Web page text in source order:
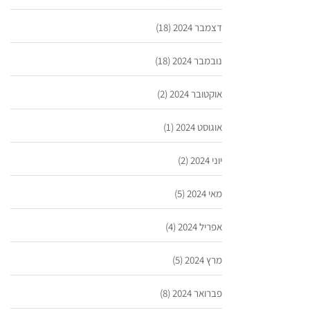
דצמבר 2024 (18)
נובמבר 2024 (18)
אוקטובר 2024 (2)
אוגוסט 2024 (1)
יוני 2024 (2)
מאי 2024 (5)
אפריל 2024 (4)
מרץ 2024 (5)
פברואר 2024 (8)